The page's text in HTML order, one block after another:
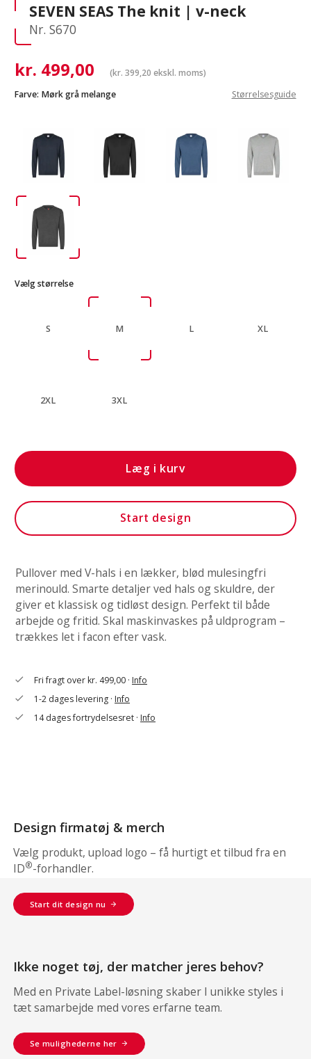
SEVEN SEAS The knit | v-neck
Nr. S670
kr. 499,00 (kr. 399,20 ekskl. moms)
Farve: Mørk grå melange Størrelsesguide
Vælg størrelse
S M L XL
2XL 3XL
Læg i kurv
Start design
Pullover med V-hals i en lækker, blød mulesingfri
merinould. Smarte detaljer ved hals og skuldre, der
giver et klassisk og tidløst design. Perfekt til både
arbejde og fritid. Skal maskinvaskes på uldprogram –
trækkes let i facon efter vask.
check Fri fragt over kr. 499,00 ·Info
check 1-2 dages levering ·Info
check 14 dages fortrydelsesret ·Info
Design firmatøj & merch
Vælg produkt, upload logo – få hurtigt et tilbud fra en
ID®-forhandler.
Start dit design nu
Ikke noget tøj, der matcher jeres behov?
Med en Private Label-løsning skaber I unikke styles i
tæt samarbejde med vores erfarne team.
Se mulighederne her